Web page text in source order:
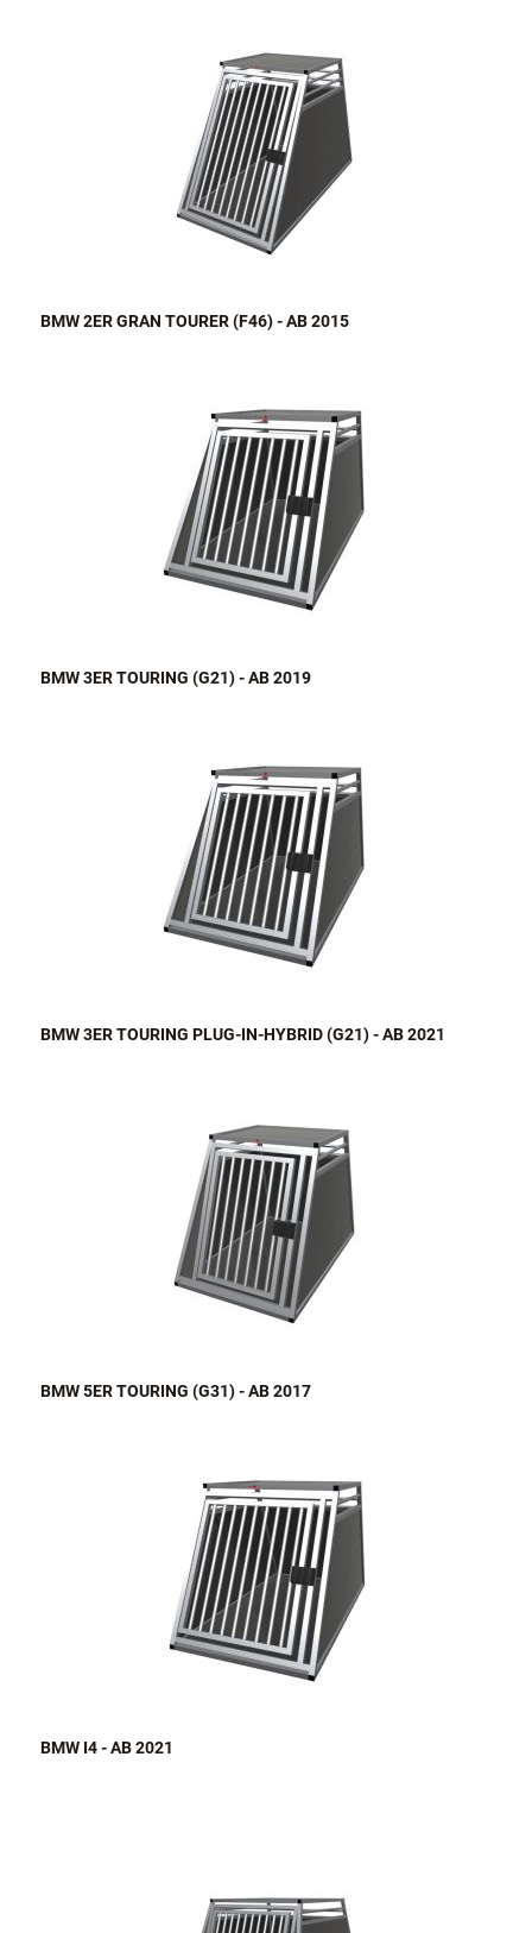
BMW 2ER GRAN TOURER (F46) - AB 2015
BMW 3ER TOURING (G21) - AB 2019
BMW 3ER TOURING PLUG-IN-HYBRID (G21) - AB 2021
BMW 5ER TOURING (G31) - AB 2017
BMW I4 - AB 2021